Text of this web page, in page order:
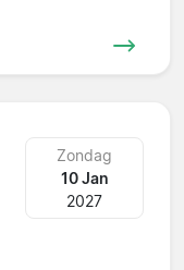
Zondag
10 Jan
2027